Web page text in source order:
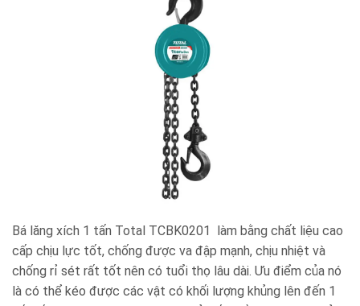
Bá lăng xích 1 tấn Total TCBK0201 làm bằng chất liệu cao
cấp chịu lực tốt, chống được va đập mạnh, chịu nhiệt và
chống rỉ sét rất tốt nên có tuổi thọ lâu dài. Ưu điểm của nó
là có thể kéo được các vật có khối lượng khủng lên đến 1